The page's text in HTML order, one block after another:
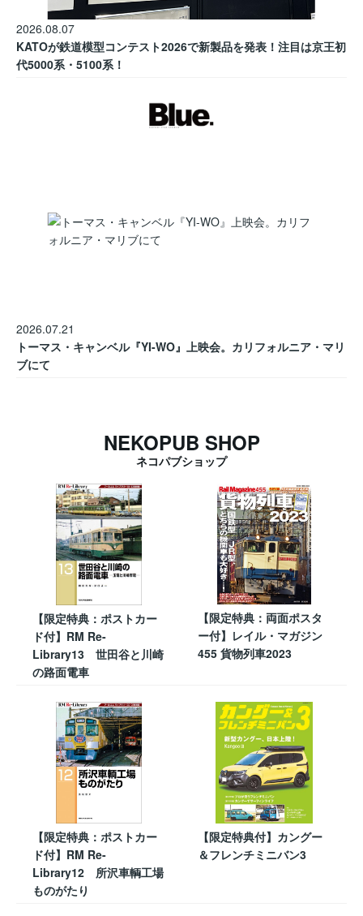
2026.08.07
KATOが鉄道模型コンテスト2026で新製品を発表！注目は京王初
代5000系・5100系！
2026.07.21
トーマス・キャンベル『YI-WO』上映会。カリフォルニア・マリ
ブにて
NEKOPUB SHOP
ネコパブショップ
【限定特典：ポストカー
ド付】RM Re-
Library13 世田谷と川崎
の路面電車
【限定特典：両面ポスタ
ー付】レイル・マガジン
455 貨物列車2023
【限定特典：ポストカー
ド付】RM Re-
Library12 所沢車輌工場
ものがたり
【限定特典付】カングー
＆フレンチミニバン3